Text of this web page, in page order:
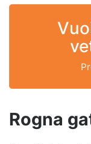
Rogna